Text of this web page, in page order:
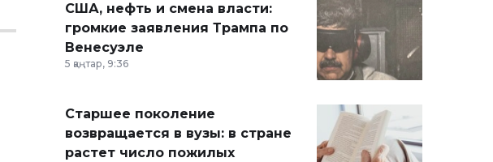
США, нефть и смена власти:
громкие заявления Трампа по
Венесуэле
5 қаңтар, 9:36
Старшее поколение
возвращается в вузы: в стране
растет число пожилых